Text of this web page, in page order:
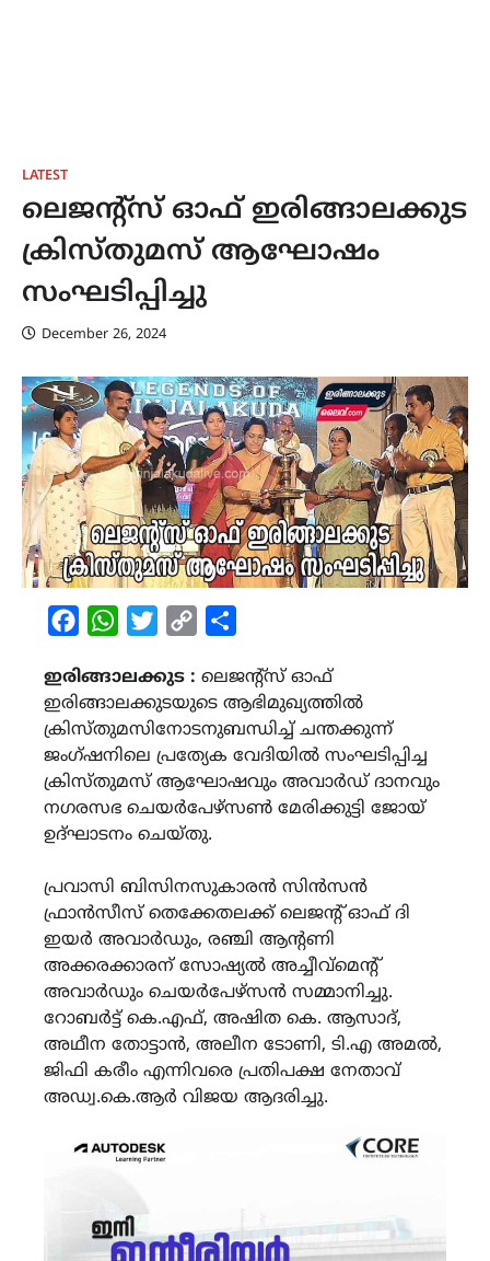
LATEST
ലെജന്റ്‌സ് ഓഫ് ഇരിങ്ങാലക്കുട
ക്രിസ്തുമസ് ആഘോഷം
സംഘടിപ്പിച്ചു
December 26, 2024
FacebookWhatsAppTwitterCopy
ഇരിങ്ങാലക്കുട : ലെജന്റ്‌സ് ഓഫ്
ഇരിങ്ങാലക്കുടയുടെ ആഭിമുഖ്യത്തില്‍
ക്രിസ്തുമസിനോടനുബന്ധിച്ച് ചന്തക്കുന്ന്
ജംഗ്ഷനിലെ പ്രത്യേക വേദിയില്‍ സംഘടിപ്പിച്ച
ക്രിസ്തുമസ് ആഘോഷവും അവാര്‍ഡ് ദാനവും
നഗരസഭ ചെയര്‍പേഴ്‌സണ്‍ മേരിക്കുട്ടി ജോയ്
ഉദ്ഘാടനം ചെയ്തു.
പ്രവാസി ബിസിനസുകാരന്‍ സിന്‍സന്‍
ഫ്രാന്‍സീസ് തെക്കേതലക്ക് ലെജന്റ് ഓഫ് ദി
ഇയര്‍ അവാര്‍ഡും, രഞ്ചി ആന്റണി
അക്കരക്കാരന് സോഷ്യല്‍ അച്ചീവ്മെന്റ്
അവാര്‍ഡും ചെയര്‍പേഴ്സന്‍ സമ്മാനിച്ചു.
റോബര്‍ട്ട് കെ.എഫ്, അഷിത കെ. ആസാദ്,
അഥീന തോട്ടാന്‍, അലീന ടോണി, ടി.എ അമല്‍,
ജിഫി കരീം എന്നിവരെ പ്രതിപക്ഷ നേതാവ്
അഡ്വ.കെ.ആര്‍ വിജയ ആദരിച്ചു.